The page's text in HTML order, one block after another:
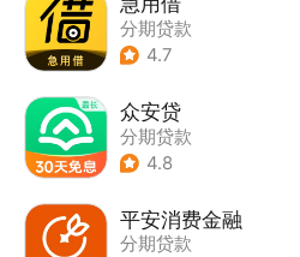
分期贷款
4.7
众安贷
分期贷款
4.8
平安消费金融
分期贷款